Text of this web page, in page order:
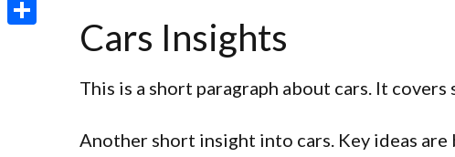
Cars Insights
This is a short paragraph about cars. It
Another short insight into cars. Key ideas
Отправить